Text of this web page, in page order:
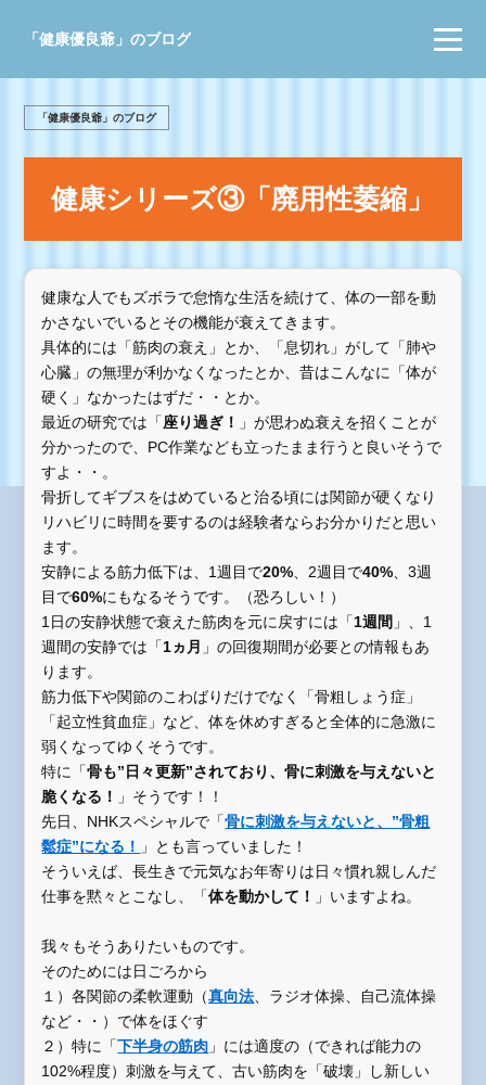
「健康優良爺」のブログ
「健康優良爺」のブログ
健康シリーズ③「廃用性萎縮」
健康な人でもズボラで怠惰な生活を続けて、体の一部を動
かさないでいるとその機能が衰えてきます。
具体的には「筋肉の衰え」とか、「息切れ」がして「肺や
心臓」の無理が利かなくなったとか、昔はこんなに「体が
硬く」なかったはずだ・・とか。
最近の研究では「座り過ぎ！
」が思わぬ衰えを招くことが
分かったので、PC作業なども立ったまま行うと良いそうで
すよ・・。
骨折してギブスをはめていると治る頃には関節が硬くなり
リハビリに時間を要するのは経験者ならお分かりだと思い
ます。
安静による筋力低下は、1週目で20% 、2週目で40% 、3週
目で60%にもなるそうです。（恐ろしい！）
1日の安静状態で衰えた筋肉を元に戻すには「1週間 」、1
週間の安静では「1ヵ月 」の回復期間が必要との情報もあ
ります。
筋力低下や関節のこわばりだけでなく「骨粗しょう症」
「起立性貧血症」など、体を休めすぎると全体的に急激に
弱くなってゆくそうです。
特に「骨も”日々更新”されており、骨に刺激を与えないと
脆くなる！
」そうです！！
先日、NHKスペシャルで「骨に刺激を与えないと、”骨粗
鬆症”になる！
」とも言っていました！
そういえば、長生きで元気なお年寄りは日々慣れ親しんだ
仕事を黙々とこなし、「体を動かして！ 」いますよね。
我々もそうありたいものです。
そのためには日ごろから
１）各関節の柔軟運動（真向法 、ラジオ体操、自己流体操
など・・）で体をほぐす
２）特に「下半身の筋肉 」には適度の（できれば能力の
102%程度）刺激を与えて、古い筋肉を「破壊」し新しい